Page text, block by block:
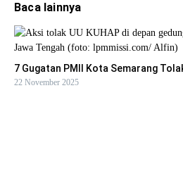
Baca lainnya
7 Gugatan PMII Kota Semarang
22 November 2025